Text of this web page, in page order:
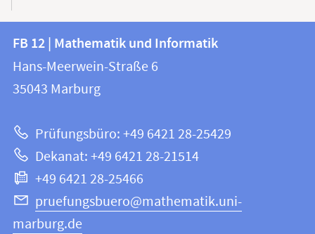
Kontakt
und
Informationen
Website
FB
12
|
und
Informatik
FB 12 | Mathematik und Informatik
Hans-Meerwein-Straße 6
35043 Marburg
Prüfungsbüro: +49 6421 28-25429
Dekanat: +49 6421 28-21514
+49 6421 28-25466
pruefungsbuero@mathematik.uni-
marburg.de